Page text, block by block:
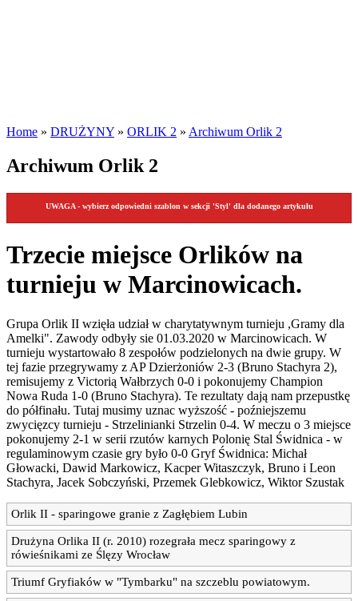
Home » DRUŻYNY » ORLIK 2 » Archiwum Orlik 2
Archiwum Orlik 2
UWAGA - wybierz odpowiedni szablon w sekcji 'Styl' dla dodanego artykułu
Trzecie miejsce Orlików na
turnieju w Marcinowicach.
Grupa Orlik II wzięła udział w charytatywnym turnieju ,Gramy dla
Amelki". Zawody odbyły sie 01.03.2020 w Marcinowicach. W
turnieju wystartowało 8 zespołów podzielonych na dwie grupy. W
tej fazie przegrywamy z AP Dzierżoniów 2-3 (Bruno Stachyra 2),
remisujemy z Victorią Wałbrzych 0-0 i pokonujemy Champion
Nowa Ruda 1-0 (Bruno Stachyra). Te rezultaty dają nam przepustkę
do półfinału. Tutaj musimy uznac wyższość - poźniejszemu
zwycięzcy turnieju - Strzelinianki Strzelin 0-4. W meczu o 3 miejsce
pokonujemy 2-1 w serii rzutów karnych Polonię Stal Świdnica - w
regulaminowym czasie gry było 0-0 Gryf Świdnica: Michał
Głowacki, Dawid Markowicz, Kacper Witaszczyk, Bruno i Leon
Stachyra, Jacek Sobczyński, Przemek Glebkowicz, Wiktor Szustak
Orlik II - sparingowe granie z Zagłębiem Lubin
Drużyna Orlika II (r. 2010) rozegrała mecz sparingowy z
rówieśnikami ze Ślęzy Wrocław
Triumf Gryfiaków w "Tymbarku" na szczeblu powiatowym.